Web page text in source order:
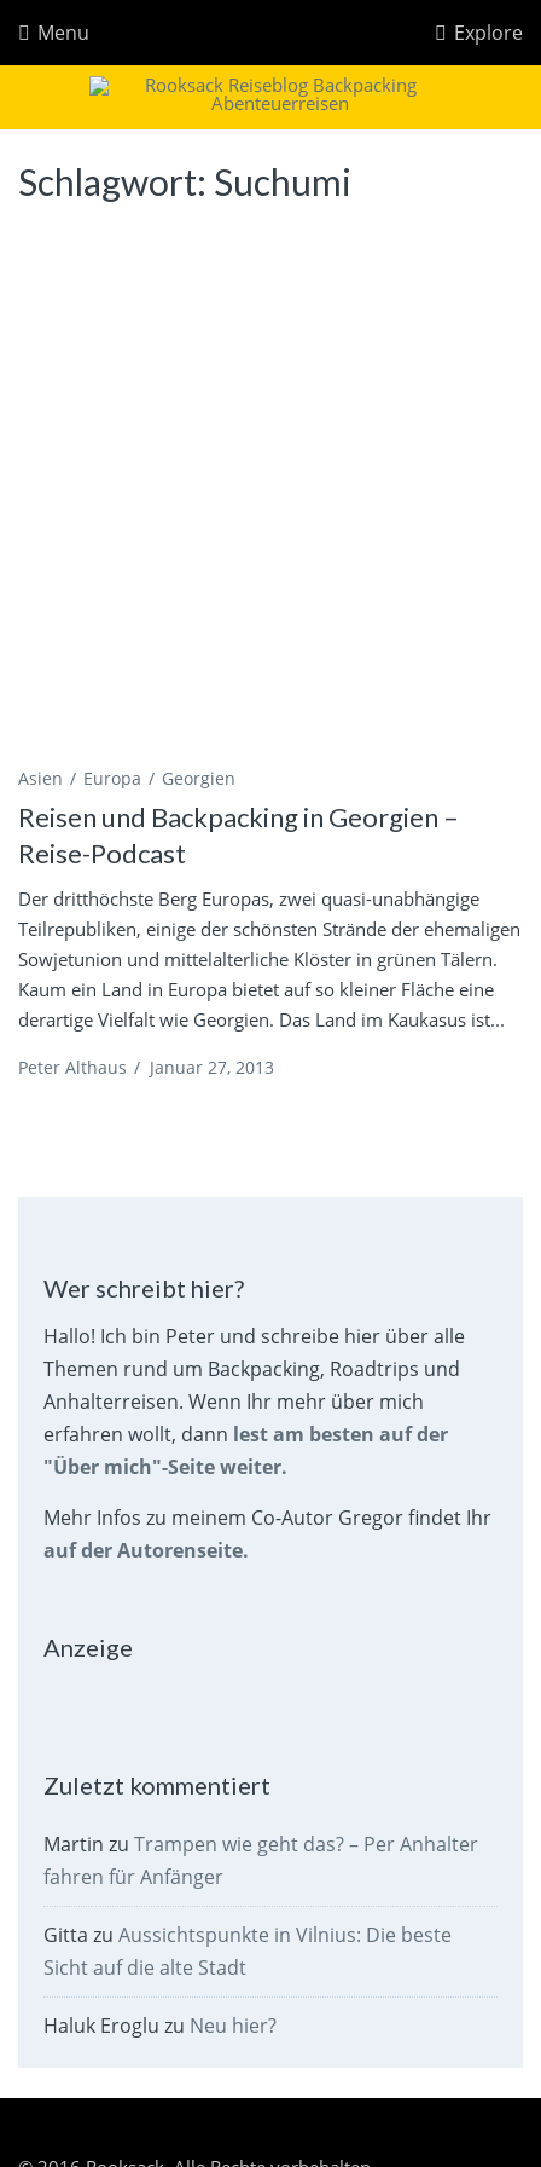
Explore
Menu
Rooksack
Reiseblog für Backpacking in Europa und der Welt
Schlagwort: Suchumi
Asien Europa Georgien
Reisen und Backpacking in Georgien –
Reise-Podcast
Der dritthöchste Berg Europas, zwei quasi-unabhängige
Teilrepubliken, einige der schönsten Strände der ehemaligen
Sowjetunion und mittelalterliche Klöster in grünen Tälern.
Kaum ein Land in Europa bietet auf so kleiner Fläche eine
derartige Vielfalt wie Georgien. Das Land im Kaukasus ist...
Peter Althaus / Januar 27, 2013
Wer schreibt hier?
Hallo! Ich bin Peter und schreibe hier über alle
Themen rund um Backpacking, Roadtrips und
Anhalterreisen. Wenn Ihr mehr über mich
erfahren wollt, dann lest am besten auf der
"Über mich"-Seite weiter.
Mehr Infos zu meinem Co-Autor Gregor findet Ihr
auf der Autorenseite.
Anzeige
Zuletzt kommentiert
Martin zu Trampen wie geht das? – Per Anhalter
fahren für Anfänger
Gitta zu Aussichtspunkte in Vilnius: Die beste
Sicht auf die alte Stadt
Haluk Eroglu zu Neu hier?